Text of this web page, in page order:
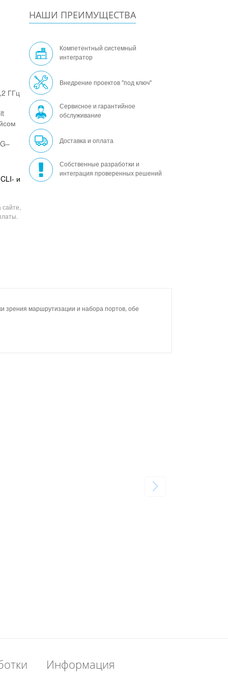
ГГц
и
сайте,
НАШИ ПРЕИМУЩЕСТВА
Компетентный системный
интегратор
Внедрение проектов "под ключ"
Сервисное и гарантийное
обслуживание
Доставка и оплата
Собственные разработки и
интеграция проверенных решений
зрения маршрутизации и набора портов, обе
Информация